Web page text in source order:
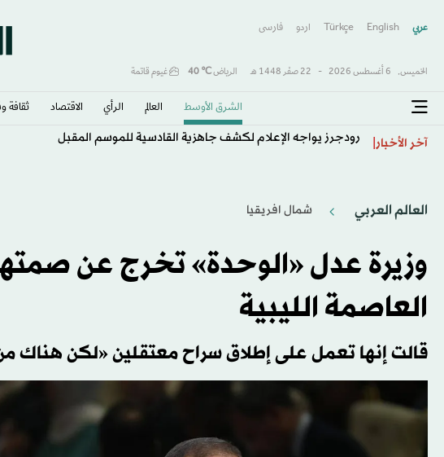
عربي English
Türkçe اردو فارسى
الخميس, 6 أغسطس 2026 - 22 صفَر 1448 هـ الرياض℃
40 غيوم قاتمة
الشرق الأوسط​ العالم الرأي الاقتصاد ثقافة
آخر الأخبار رودجرز يواجه الإعلام لكشف جاهزية القادسية للموسم المقبل
العالم العربي شمال افريقيا
وزيرة عدل «الوحدة» تخرج عن
العاصمة الليبية
قالت إنها تعمل على إطلاق سراح معتقلين «لكن هناك